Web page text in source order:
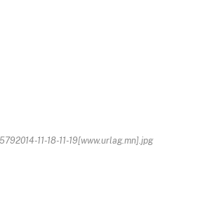
11-18-11-19[www.urlag.mn].jpg